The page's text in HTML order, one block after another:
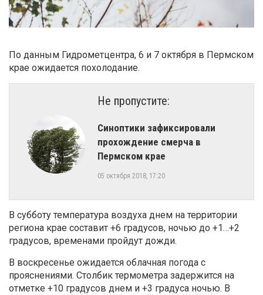
По данным Гидрометцентра, 6 и 7 октября в Пермском
крае ожидается похолодание.
Не пропустите:
​Синоптики зафиксировали
прохождение смерча в
Пермском крае
05 октября 2018, 17:20
В субботу температура воздуха днем на территории
региона крае составит +6 градусов, ночью до +1…+2
градусов, временами пройдут дожди.
В воскресенье ожидается облачная погода с
прояснениями. Столбик термометра задержится на
отметке +10 градусов днем и +3 градуса ночью. В